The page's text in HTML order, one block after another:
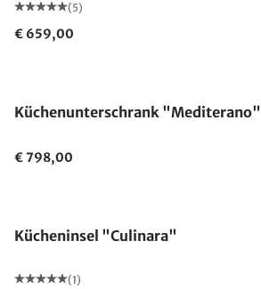
(5)
€ 659,00
Küchenunterschrank "Mediterano"
€ 798,00
Kücheninsel "Culinara"
(1)